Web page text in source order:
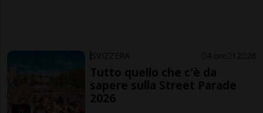
SVIZZERA 4 ore 12 28
Tutto quello che c'è da
sapere sulla Street Parade
2026